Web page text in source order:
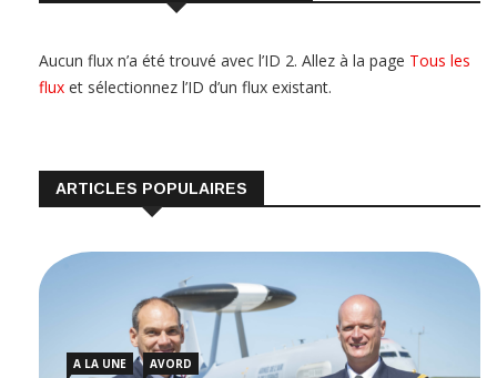
Aucun flux n’a été trouvé avec l’ID 2. Allez à la page Tous les
flux et sélectionnez l’ID d’un flux existant.
ARTICLES POPULAIRES
A LA UNE AVORD